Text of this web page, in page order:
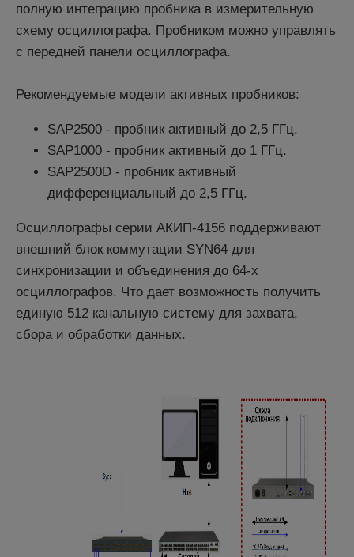
полную интеграцию пробника в измерительную
схему осциллографа. Пробником можно управлять
с передней панели осциллографа.
Рекомендуемые модели активных пробников:
SAP2500 - пробник активный до 2,5 ГГц.
SAP1000 - пробник активный до 1 ГГц.
SAP2500D - пробник активный
дифференциальный до 2,5 ГГц.
Осциллографы серии АКИП-4156 поддерживают
внешний блок коммутации SYN64 для
синхронизации и объединения до 64-х
осциллографов. Что дает возможность получить
единую 512 канальную систему для захвата,
сбора и обработки данных.